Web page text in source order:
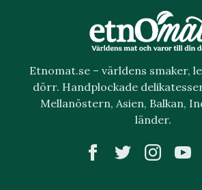
Etnomat.se – världens smaker,
dörr. Handplockade
Mellanöstern, Asien, Balkan,
länder.